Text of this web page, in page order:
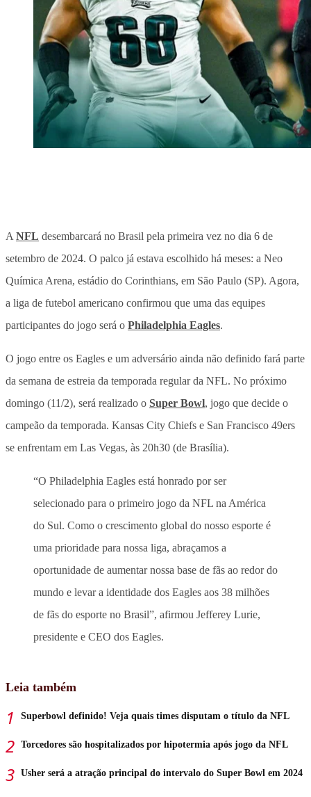
A NFL desembarcará no Brasil pela primeira vez no dia 6 de
setembro de 2024. O palco já estava escolhido há meses: a Neo
Química Arena, estádio do Corinthians, em São Paulo (SP). Agora,
a liga de futebol americano confirmou que uma das equipes
participantes do jogo será o Philadelphia Eagles.
O jogo entre os Eagles e um adversário ainda não definido fará parte
da semana de estreia da temporada regular da NFL. No próximo
domingo (11/2), será realizado o Super Bowl, jogo que decide o
campeão da temporada. Kansas City Chiefs e San Francisco 49ers
se enfrentam em Las Vegas, às 20h30 (de Brasília).
“O Philadelphia Eagles está honrado por ser
selecionado para o primeiro jogo da NFL na América
do Sul. Como o crescimento global do nosso esporte é
uma prioridade para nossa liga, abraçamos a
oportunidade de aumentar nossa base de fãs ao redor do
mundo e levar a identidade dos Eagles aos 38 milhões
de fãs do esporte no Brasil”, afirmou Jefferey Lurie,
presidente e CEO dos Eagles.
Leia também
Superbowl definido! Veja quais times disputam o título da NFL
Torcedores são hospitalizados por hipotermia após jogo da NFL
Usher será a atração principal do intervalo do Super Bowl em 2024